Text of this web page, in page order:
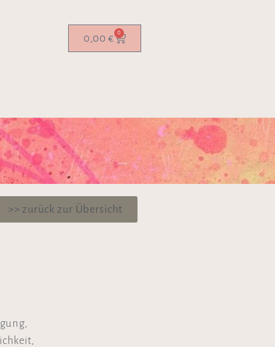
0,00 € 0
>> zurück zur Übersicht